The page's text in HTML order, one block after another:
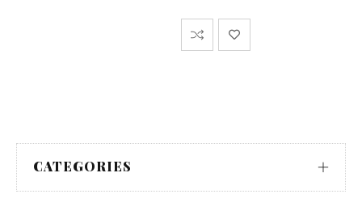
CATEGORIES